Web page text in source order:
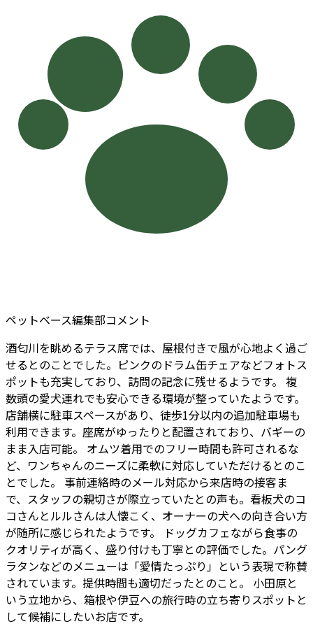
ペットベース編集部コメント
酒匂川を眺めるテラス席では、屋根付きで風が心地よく過ご
せるとのことでした。ピンクのドラム缶チェアなどフォトス
ポットも充実しており、訪問の記念に残せるようです。 複
数頭の愛犬連れでも安心できる環境が整っていたようです。
店舗横に駐車スペースがあり、徒歩1分以内の追加駐車場も
利用できます。座席がゆったりと配置されており、バギーの
まま入店可能。 オムツ着用でのフリー時間も許可されるな
ど、ワンちゃんのニーズに柔軟に対応していただけるとのこ
とでした。 事前連絡時のメール対応から来店時の接客ま
で、スタッフの親切さが際立っていたとの声も。看板犬のコ
コさんとルルさんは人懐こく、オーナーの犬への向き合い方
が随所に感じられたようです。 ドッグカフェながら食事の
クオリティが高く、盛り付けも丁寧との評価でした。パング
ラタンなどのメニューは「愛情たっぷり」という表現で称賛
されています。提供時間も適切だったとのこと。 小田原と
いう立地から、箱根や伊豆への旅行時の立ち寄りスポットと
して候補にしたいお店です。